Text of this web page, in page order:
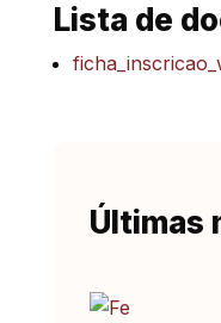
Lista de
Últimas